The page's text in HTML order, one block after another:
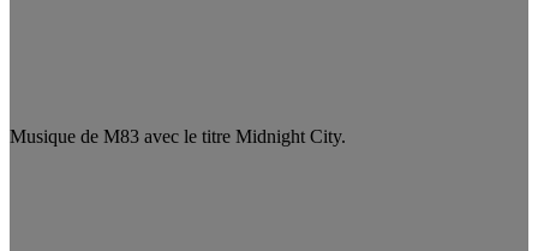
Musique de M83 avec le titre Midnight City.